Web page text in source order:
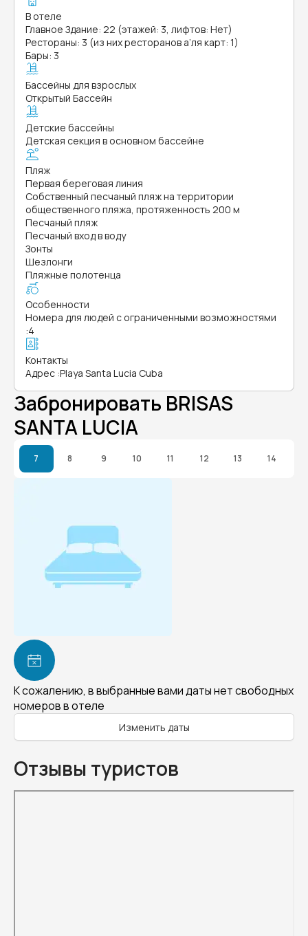
В отеле
Главное Здание: 22 (этажей: 3, лифтов: Нет)
Рестораны: 3 (из них ресторанов а’ля карт: 1)
Бары: 3
Бассейны для взрослых
Открытый Бассейн
Детские бассейны
Детская секция в основном бассейне
Пляж
Первая береговая линия
Собственный песчаный пляж на территории
общественного пляжа, протяженность 200 м
Песчаный пляж
Песчаный вход в воду
Зонты
Шезлонги
Пляжные полотенца
Особенности
Номера для людей с ограниченными возможностями
:4
Контакты
Адрес :Playa Santa Lucia Cuba
Забронировать BRISAS
SANTA LUCIA
7 8 9 10 11 12 13 14
К сожалению, в выбранные вами даты нет свободных
номеров в отеле
Изменить даты
Отзывы туристов